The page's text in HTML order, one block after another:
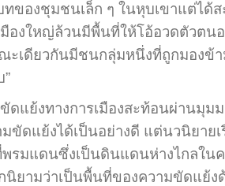
ของชุมชนเล็ก ๆ ในหุบเขาแต่ได้
องใหญ่ล้วนมีพื้นที่ให้โอ้อวดตัวตน
เดียวกันมีชนกลุ่มหนึ่งที่ถูกมองข้
ขัดแย้งทางการเมืองสะท้อนผ่านมุ
ขัดแย้งได้เป็นอย่างดี แต่นวนิยายเ
พรมแดนซึ่งเป็นดินแดนห่างไกลใ
ามว่าเป็นพื้นที่ของความขัดแย้งด้